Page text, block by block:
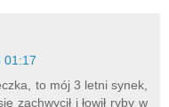
01:17
to mój 3 letni synek,
zachwycił i łowił ryby w